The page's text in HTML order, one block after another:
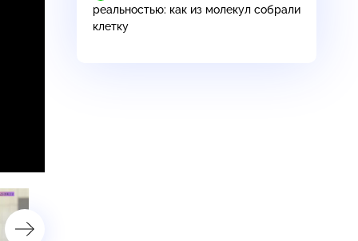
реальностью: как из молекул собрали
клетку